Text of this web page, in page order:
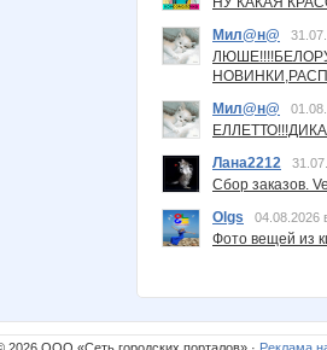
Мил@н@
Мил@н@
Лана2212
Сбор заказов.
Olgs
04.08.2026
Фото вещей из